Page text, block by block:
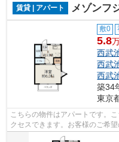
賃貸 | アパート メゾンフ
敷0
5.8
西武
西武
西武
築34
東京
こちらの物件はアパートです。
クセスできます。お客様のご希
ます。気になる事でも、